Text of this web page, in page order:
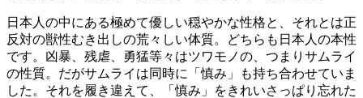
日本人の中にある極めて優しい穏やかな性格と、それとは正
反対の獣性むき出しの荒々しい体質。どちらも日本人の本性
です。凶暴、残虐、勇猛等々はツワモノの、つまりサムライ
の性質。だがサムライは同時に「慎み」も持ち合わせていま
した。それを履き違えて、「慎み」をきれいさっぱり忘れた